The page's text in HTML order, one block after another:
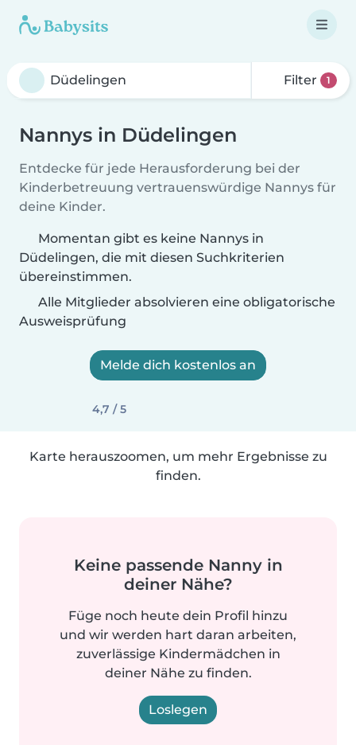
Filter 1
Nannys in Düdelingen
Entdecke für jede Herausforderung bei der
Kinderbetreuung vertrauenswürdige Nannys für
deine Kinder.
Momentan gibt es keine Nannys in
Düdelingen, die mit diesen Suchkriterien
übereinstimmen.
Alle Mitglieder absolvieren eine obligatorische
Ausweisprüfung
Melde dich kostenlos an
4,7 / 5
Karte herauszoomen, um mehr Ergebnisse zu
finden.
Keine passende Nanny in
deiner Nähe?
Füge noch heute dein Profil hinzu
und wir werden hart daran arbeiten,
zuverlässige Kindermädchen in
deiner Nähe zu finden.
Loslegen